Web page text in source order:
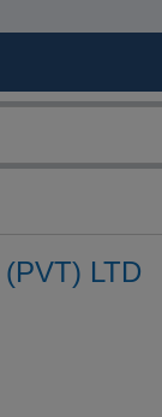
LTD